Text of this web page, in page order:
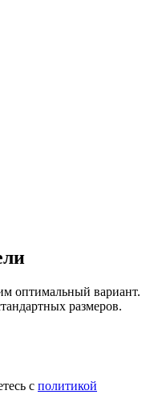
оптимальный вариант.
размеров.
с политикой